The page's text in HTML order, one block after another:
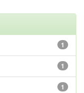
1
1
1